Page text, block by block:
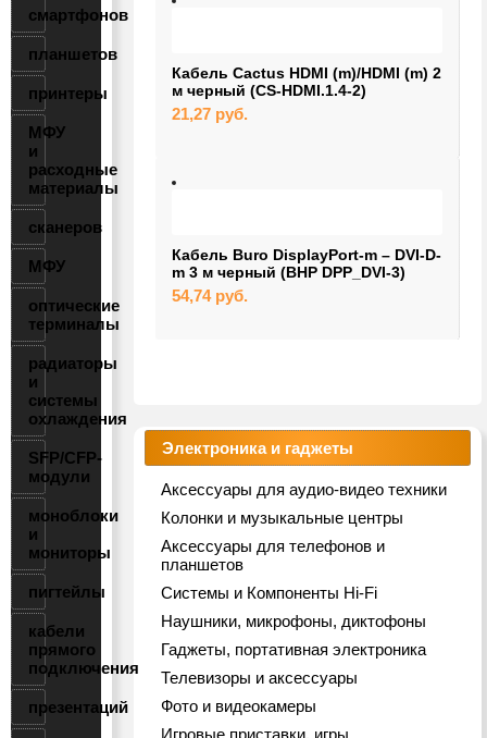
смартфонов
планшетов
принтеры
МФУ
и
расходные
материалы
сканеров
МФУ
оптические
терминалы
радиаторы
и
системы
охлаждения
SFP/CFP-
модули
моноблоки
и
мониторы
пигтейлы
кабели
прямого
подключения
презентаций
Кабель Cactus HDMI (m)/HDMI (m) 2
м черный (CS-HDMI.1.4-2)
21,27 руб.
Кабель Buro DisplayPort-m – DVI-D-
m 3 м черный (BHP DPP_DVI-3)
54,74 руб.
Электроника и гаджеты
Аксессуары для аудио-видео техники
Колонки и музыкальные центры
Аксессуары для телефонов и
планшетов
Системы и Компоненты Hi-Fi
Наушники, микрофоны, диктофоны
Гаджеты, портативная электроника
Телевизоры и аксессуары
Фото и видеокамеры
Игровые приставки, игры